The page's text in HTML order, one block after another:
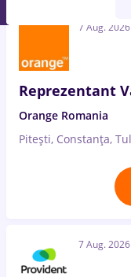
7 Aug. 2026
Reprezentant
Orange Romania
Pitești, Constanța,
7 Aug. 2026